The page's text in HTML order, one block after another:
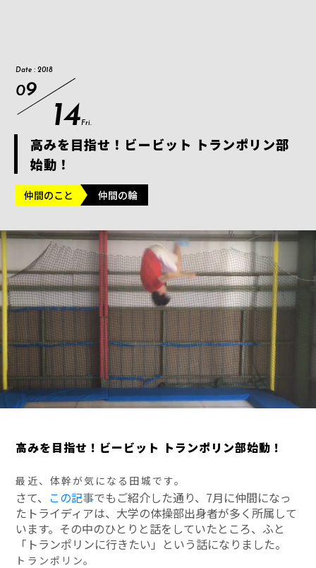
Date : 2018
09
14Fri.
高みを目指せ！ビービット トランポリン部
始動！
仲間のこと 仲間の輪
高みを目指せ！ビービット トランポリン部始動！
最近、体幹が気になる田城です。
さて、 この記事でもご紹介した通り、7月に仲間になっ
たトライディアは、大学の体操部出身者が多く所属して
います。その中のひとりと話をしていたところ、ふと
「トランポリンに行きたい」という話になりました。
トランポリン。